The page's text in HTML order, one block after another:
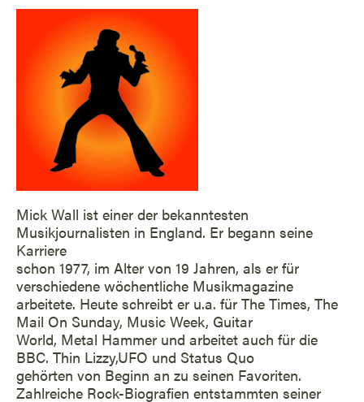
Mick Wall ist einer der bekanntesten
Musikjournalisten in England. Er begann seine
Karriere
schon 1977, im Alter von 19 Jahren, als er für
verschiedene wöchentliche Musikmagazine
arbeitete. Heute schreibt er u.a. für The Times, The
Mail On Sunday, Music Week, Guitar
World, Metal Hammer und arbeitet auch für die
BBC. Thin Lizzy,UFO und Status Quo
gehörten von Beginn an zu seinen Favoriten.
Zahlreiche Rock-Biografien entstammten seiner